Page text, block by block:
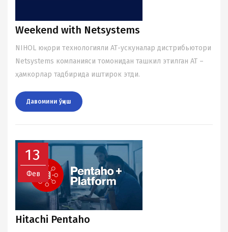
Weekend with Netsystems
NIHOL юқори теxнологияли АТ-ускуналар дистрибьютори
Netsystems компанияси томонидан ташкил этилган АТ –
ҳамкорлар тадбирида иштирок этди.
Давомини ўқиш
13
Фев
Hitachi Pentaho